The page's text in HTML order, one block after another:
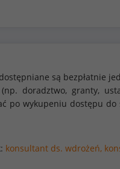
są bezpłatnie
doradztwo, granty,
po wykupeniu dostępu
konsultant ds. wdrożeń,